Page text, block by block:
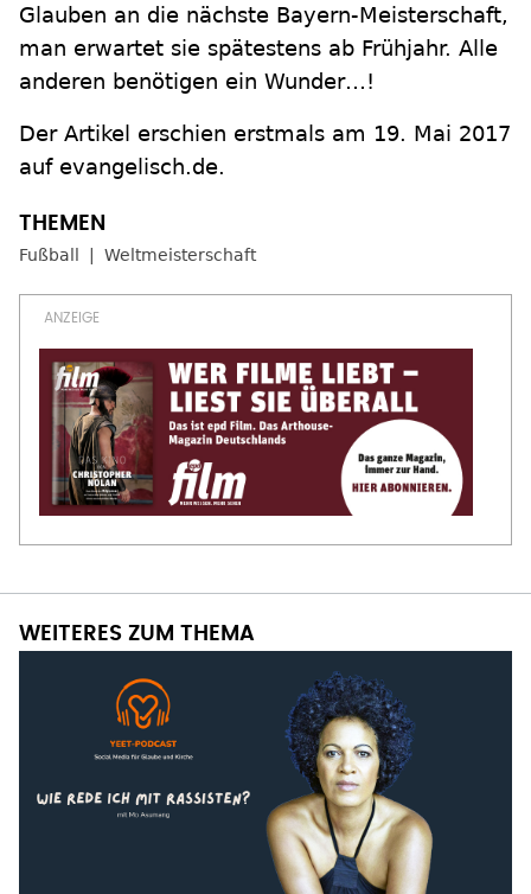
Glauben an die nächste Bayern-Meisterschaft,
man erwartet sie spätestens ab Frühjahr. Alle
anderen benötigen ein Wunder…!
Der Artikel erschien erstmals am 19. Mai 2017
auf evangelisch.de.
Fußball Weltmeisterschaft
WEITERES ZUM THEMA